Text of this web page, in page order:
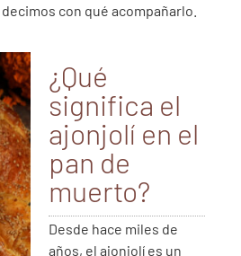
con qué acompañarlo.
¿Qué
significa el
ajonjolí en el
pan de
muerto?
Desde hace miles de
años, el ajonjolí es un